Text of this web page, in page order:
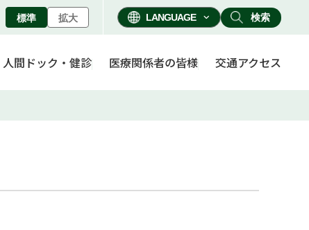
標準 拡大 検索
人間ドック・健診 医療関係者の皆様 交通アクセス